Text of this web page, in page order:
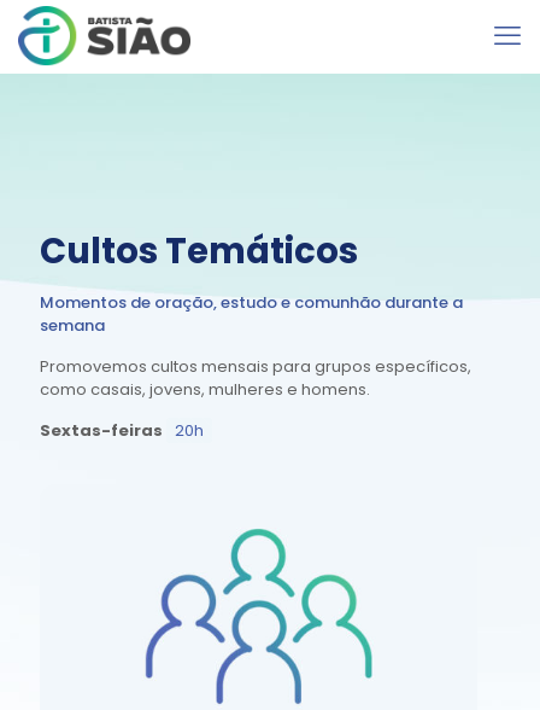
Cultos Temáticos
Momentos de oração, estudo e comunhão durante a
semana
Promovemos cultos mensais para grupos específicos,
como casais, jovens, mulheres e homens.
Sextas-feiras 20h